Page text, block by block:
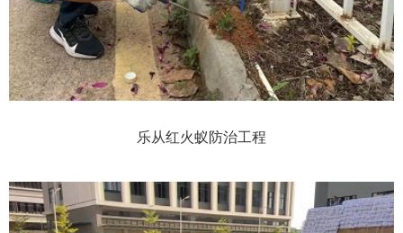
乐从红火蚁防治工程